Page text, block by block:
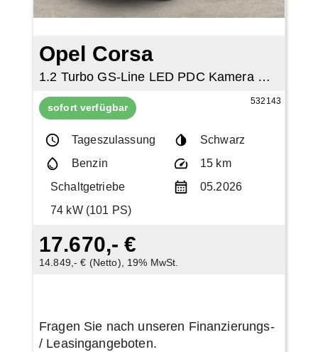
Opel Corsa
1.2 Turbo GS-Line LED PDC Kamera SHZ Klima
sofort verfügbar
532143
Tageszulassung
Schwarz
Benzin
15 km
Schaltgetriebe
05.2026
74 kW (101 PS)
17.670,- €
14.849,- € (Netto), 19% MwSt.
Fragen Sie nach unseren Finanzierungs-
/ Leasingangeboten.